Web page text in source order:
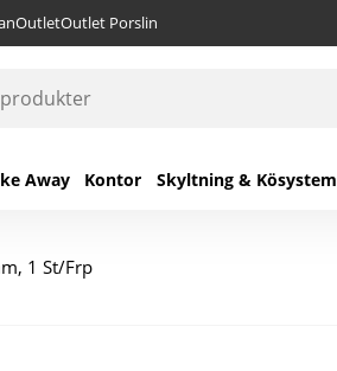
OutletOutlet Porslin
Away Kontor Skyltning & Kösystem
1 St/Frp